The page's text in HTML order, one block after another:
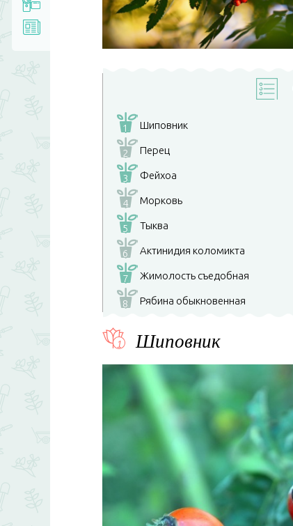
1 Шиповник
2 Перец
3 Фейхоа
4 Морковь
5 Тыква
6 Актинидия коломикта
7 Жимолость съедобная
8 Рябина обыкновенная
Шиповник